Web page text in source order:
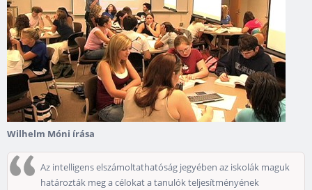
Wilhelm Móni írása
Az intelligens elszámoltathatóság jegyében az iskolák maguk
határozták meg a célokat a tanulók teljesítményének